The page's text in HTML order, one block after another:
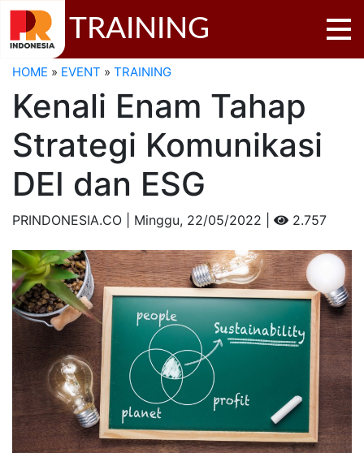
TRAINING
HOME » EVENT » TRAINING
Kenali Enam Tahap
Strategi Komunikasi
DEI dan ESG
PRINDONESIA.CO | Minggu, 22/05/2022 | 2.757